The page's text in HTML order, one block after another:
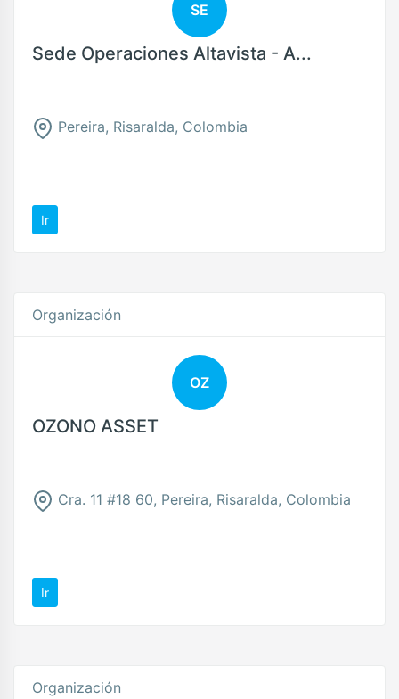
SE
Sede Operaciones Altavista - A...
Pereira, Risaralda, Colombia
Ir
Organización
OZ
OZONO ASSET
Cra. 11 #18 60, Pereira, Risaralda, Colombia
Ir
Organización